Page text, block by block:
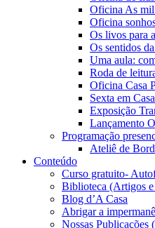
Oficina As
Oficina
Os livos para
Os sentidos
Uma aula:
Roda de
Oficina Casa
Sexta em
Exposição
Lançamento
Programação
Ateliê de
Conteúdo
Curso gratuito-
Biblioteca (Artigos e
Blog d’A Casa
Abrigar a
Nossas Publicações